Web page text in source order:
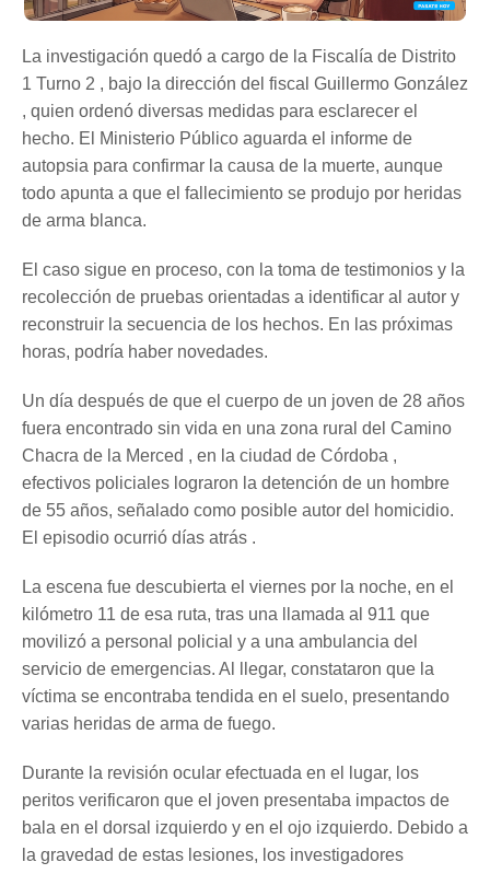
La investigación quedó a cargo de la Fiscalía de Distrito
1 Turno 2 , bajo la dirección del fiscal Guillermo González
, quien ordenó diversas medidas para esclarecer el
hecho. El Ministerio Público aguarda el informe de
autopsia para confirmar la causa de la muerte, aunque
todo apunta a que el fallecimiento se produjo por heridas
de arma blanca.
El caso sigue en proceso, con la toma de testimonios y la
recolección de pruebas orientadas a identificar al autor y
reconstruir la secuencia de los hechos. En las próximas
horas, podría haber novedades.
Un día después de que el cuerpo de un joven de 28 años
fuera encontrado sin vida en una zona rural del Camino
Chacra de la Merced , en la ciudad de Córdoba ,
efectivos policiales lograron la detención de un hombre
de 55 años, señalado como posible autor del homicidio.
El episodio ocurrió días atrás .
La escena fue descubierta el viernes por la noche, en el
kilómetro 11 de esa ruta, tras una llamada al 911 que
movilizó a personal policial y a una ambulancia del
servicio de emergencias. Al llegar, constataron que la
víctima se encontraba tendida en el suelo, presentando
varias heridas de arma de fuego.
Durante la revisión ocular efectuada en el lugar, los
peritos verificaron que el joven presentaba impactos de
bala en el dorsal izquierdo y en el ojo izquierdo. Debido a
la gravedad de estas lesiones, los investigadores